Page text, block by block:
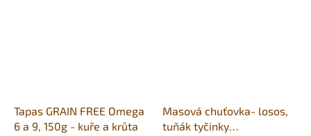
Tapas GRAIN FREE Omega
6 a 9, 150g - kuře a krůta
Masová chuťovka- losos,
tuňák tyčinky